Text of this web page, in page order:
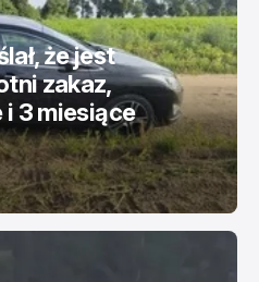
że jest
zakaz,
3 miesiące